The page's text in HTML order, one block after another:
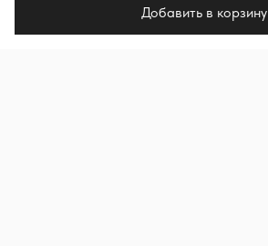
Добавить в корзину